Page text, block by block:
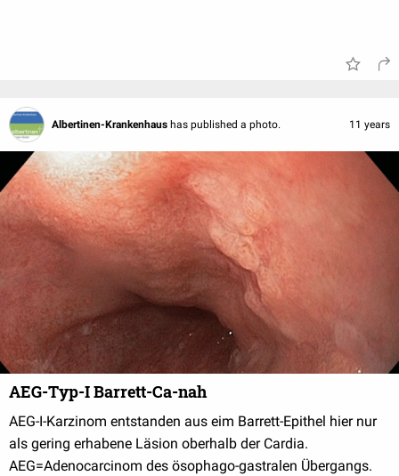
Albertinen-Krankenhaus has published a photo. 11 years
AEG-Typ-I Barrett-Ca-nah
AEG-I-Karzinom entstanden aus eim Barrett-Epithel hier nur
als gering erhabene Läsion oberhalb der Cardia.
AEG=Adenocarcinom des ösophago-gastralen Übergangs.